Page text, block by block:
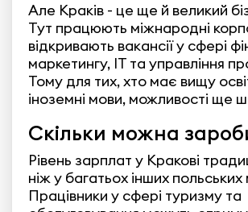
Але Краків - це ще й великий
Тут працюють міжнародні
відкривають вакансії у сфері
маркетингу, IT та управління
Тому для тих, хто має вищу
іноземні мови, можливості ще
Скільки можна
Рівень зарплат у Кракові
ніж у багатьох інших польських
Працівники у сфері туризму та